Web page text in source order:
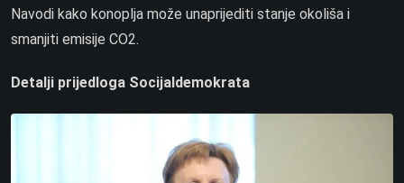
Navodi kako konoplja može unaprijediti stanje okoliša i
smanjiti emisije CO2.
Detalji prijedloga Socijaldemokrata